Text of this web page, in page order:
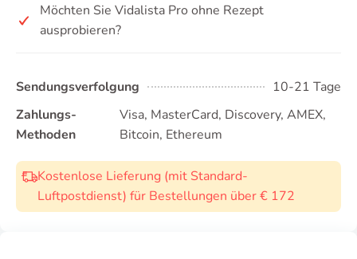
Möchten Sie Vidalista Pro ohne Rezept
ausprobieren?
Sendungsverfolgung
10-21 Tage
Zahlungs-
Methoden
Visa, MasterCard, Discovery, AMEX,
Bitcoin, Ethereum
Kostenlose Lieferung (mit Standard-
Luftpostdienst) für Bestellungen über € 172